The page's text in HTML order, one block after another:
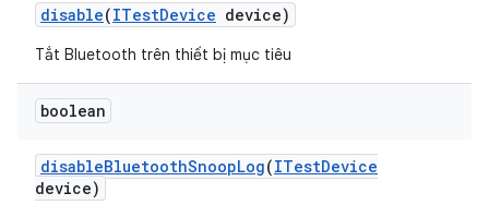
disable(ITestDevice device)
Tắt Bluetooth trên thiết bị mục tiêu
boolean
disableBluetoothSnoopLog(ITestDevice
device)